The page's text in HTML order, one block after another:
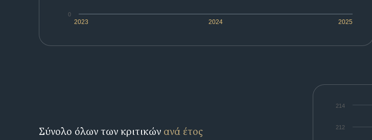
2023 2024 2025
0
212
214
Σύνολο όλων των κριτικών ανά έτος